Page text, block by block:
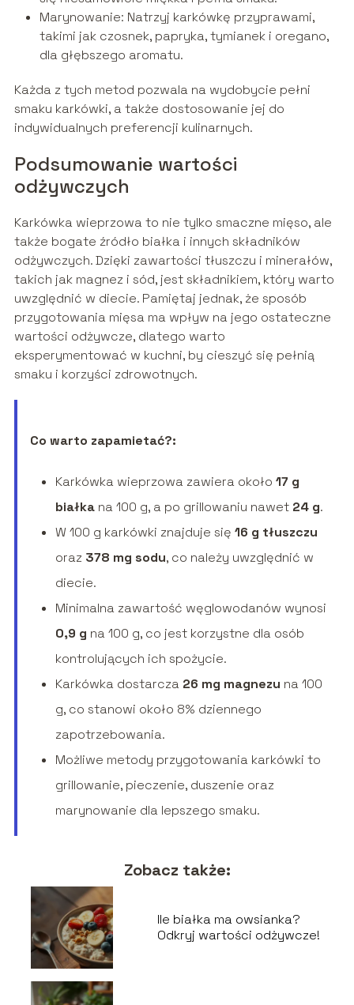
Marynowanie: Natrzyj karkówkę przyprawami,
takimi jak czosnek, papryka, tymianek i oregano,
dla głębszego aromatu.
Każda z tych metod pozwala na wydobycie pełni
smaku karkówki, a także dostosowanie jej do
indywidualnych preferencji kulinarnych.
Podsumowanie wartości
odżywczych
Karkówka wieprzowa to nie tylko smaczne mięso, ale
także bogate źródło białka i innych składników
odżywczych. Dzięki zawartości tłuszczu i minerałów,
takich jak magnez i sód, jest składnikiem, który warto
uwzględnić w diecie. Pamiętaj jednak, że sposób
przygotowania mięsa ma wpływ na jego ostateczne
wartości odżywcze, dlatego warto
eksperymentować w kuchni, by cieszyć się pełnią
smaku i korzyści zdrowotnych.
Co warto zapamietać?:
Karkówka wieprzowa zawiera około 17 g
białkana 100 g, a po grillowaniu nawet 24 g.
W 100 g karkówki znajduje się 16 g tłuszczu
oraz 378 mg sodu, co należy uwzględnić w
diecie.
Minimalna zawartość węglowodanów wynosi
0,9 g na 100 g, co jest korzystne dla osób
kontrolujących ich spożycie.
Karkówka dostarcza 26 mg magnezu na 100
g, co stanowi około 8% dziennego
zapotrzebowania.
Możliwe metody przygotowania karkówki to
grillowanie, pieczenie, duszenie oraz
marynowanie dla lepszego smaku.
Zobacz także:
Ile białka ma owsianka?
Odkryj wartości odżywcze!